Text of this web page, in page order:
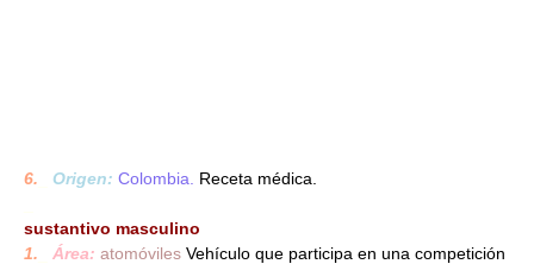
6. Origen: Colombia.
Receta médica.
sustantivo masculino
1.
Área: atomóviles Vehículo que participa en una competición